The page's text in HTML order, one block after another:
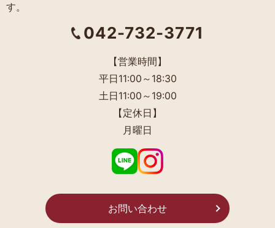
す。
042-732-3771
【営業時間】
平日11:00～18:30
土日11:00～19:00
【定休日】
月曜日
お問い合わせ